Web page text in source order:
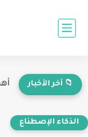
📁 آخر الأخبار أهم 20 مشكلة
الذكاء اﻹصطناع